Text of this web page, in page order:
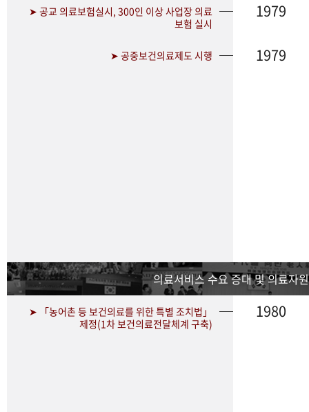
➤ 공교 의료보험실시, 300인 이상 사업장 의료
보험 실시
1979
➤ 공중보건의료제도 시행 1979
의료서비스 수요 증대 및 의료자
➤ 「농어촌 등 보건의료를 위한 특별 조치법」
제정(1차 보건의료전달체계 구축)
1980